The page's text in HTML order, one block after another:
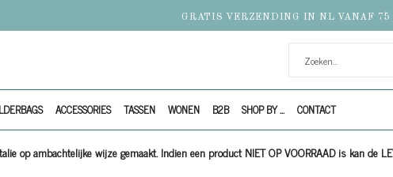
GRATIS VERZENDING IN NL VANAF 75
ACCESSORIES TASSEN WONEN B2B SHOP BY ... CONTACT
op ambachtelijke wijze gemaakt. Indien een product NIET OP VOORRAAD is kan de